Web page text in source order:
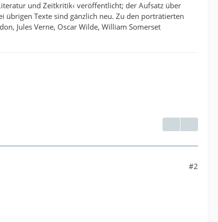
und Zeitkritik‹ veröffentlicht; der Aufsatz über
übrigen Texte sind gänzlich neu. Zu den porträtierten
Jules Verne, Oscar Wilde, William Somerset
#2